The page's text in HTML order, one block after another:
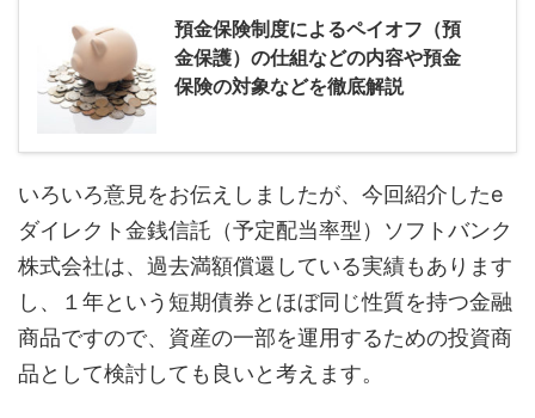
預金保険制度によるペイオフ（預
金保護）の仕組などの内容や預金
保険の対象などを徹底解説
いろいろ意見をお伝えしましたが、今回紹介したe
ダイレクト金銭信託（予定配当率型）ソフトバンク
株式会社は、過去満額償還している実績もあります
し、１年という短期債券とほぼ同じ性質を持つ金融
商品ですので、資産の一部を運用するための投資商
品として検討しても良いと考えます。